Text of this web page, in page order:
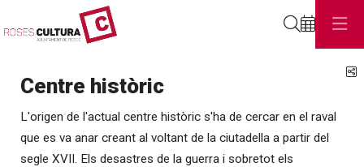
Centre històric
L'origen de l'actual centre històric s'ha de cercar en el raval
que es va anar creant al voltant de la ciutadella a partir del
segle XVII. Els desastres de la guerra i sobretot els